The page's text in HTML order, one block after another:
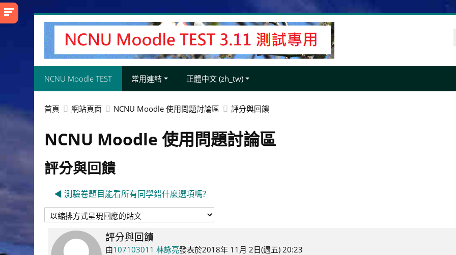
跳
NCNU Moodle TEST
常用連結 正體中文 ‎(zh_tw)‎
首頁 網站頁面 NCNU Moodle 使用問題討論區 評分與回饋
NCNU Moodle 使用問題討論區
評分與回饋
◀︎ 測驗卷題目能看所有同學錯什麼選項嗎?
評分與回饋
由107103011 林詠亮發表於2018年 11月 2日(週五) 20:23
Number
of